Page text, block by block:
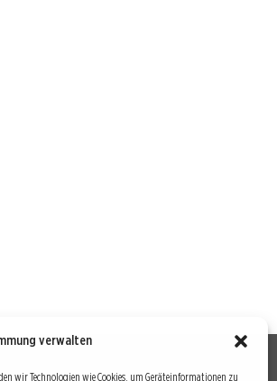
verwalten
wir Technologien wie Cookies, um Geräteinformationen zu